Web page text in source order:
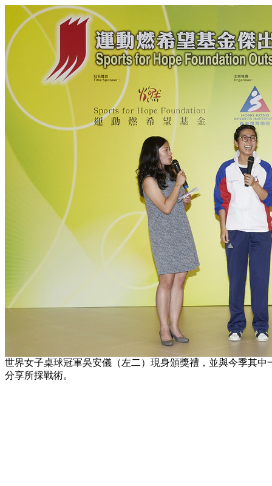
世界女子桌球冠軍吳安儀（左二）現身頒獎禮，並與今季其
分享所採戰術。